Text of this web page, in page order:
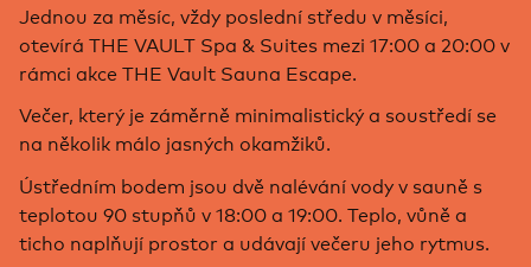
Jednou za měsíc, vždy poslední středu v měsíci,
otevírá THE VAULT Spa & Suites mezi 17:00 a 20:00 v
rámci akce THE Vault Sauna Escape.
Večer, který je záměrně minimalistický a soustředí se
na několik málo jasných okamžiků.
Ústředním bodem jsou dvě nalévání vody v sauně s
teplotou 90 stupňů v 18:00 a 19:00. Teplo, vůně a
ticho naplňují prostor a udávají večeru jeho rytmus.